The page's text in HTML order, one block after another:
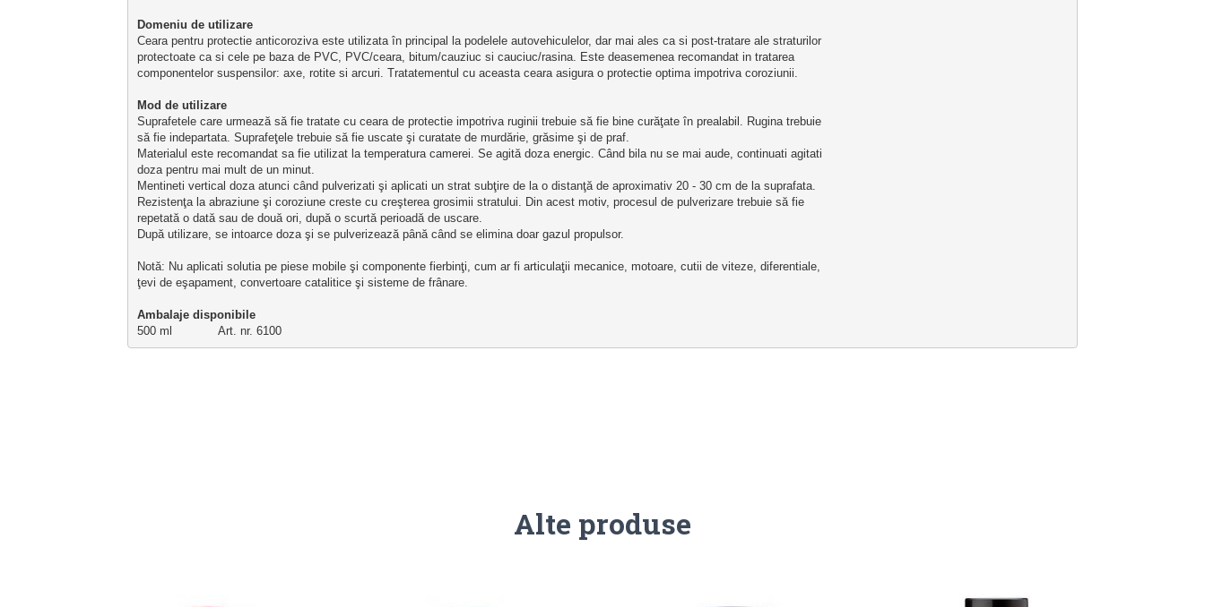
Domeniu de utilizare
Ceara pentru protectie anticoroziva este utilizata în principal la podelele autovehiculelor, dar mai ales ca si post-tratare ale straturilor
protectoate ca si cele pe baza de PVC, PVC/ceara, bitum/cauziuc si cauciuc/rasina. Este deasemenea recomandat in tratarea
componentelor suspensilor: axe, rotite si arcuri. Tratatementul cu aceasta ceara asigura o protectie optima impotriva coroziunii.
Mod de utilizare
Suprafetele care urmează să fie tratate cu ceara de protectie impotriva ruginii trebuie să fie bine curăţate în prealabil. Rugina trebuie
să fie indepartata. Suprafeţele trebuie să fie uscate şi curatate de murdărie, grăsime şi de praf.
Materialul este recomandat sa fie utilizat la temperatura camerei. Se agită doza energic. Când bila nu se mai aude, continuati agitati
doza pentru mai mult de un minut.
Mentineti vertical doza atunci când pulverizati şi aplicati un strat subţire de la o distanţă de aproximativ 20 - 30 cm de la suprafata.
Rezistenţa la abraziune şi coroziune creste cu creşterea grosimii stratului. Din acest motiv, procesul de pulverizare trebuie să fie
repetată o dată sau de două ori, după o scurtă perioadă de uscare.
După utilizare, se intoarce doza şi se pulverizează până când se elimina doar gazul propulsor.
Notă: Nu aplicati solutia pe piese mobile şi componente fierbinţi, cum ar fi articulaţii mecanice, motoare, cutii de viteze, diferentiale,
ţevi de eşapament, convertoare catalitice şi sisteme de frânare.
Ambalaje disponibile
500 ml             Art. nr. 6100
Alte produse